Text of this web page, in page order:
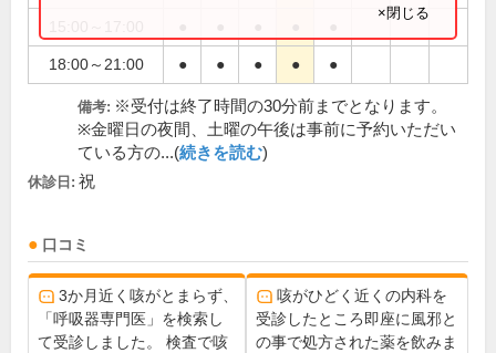
18:00～21:00 ● ● ● ● ●
×閉じる
備考: ※受付は終了時間の30分前までとなります。
※金曜日の夜間、土曜の午後は事前に予約いただい
ている方の...(続きを読む)
休診日: 祝
口コミ
3か月近く咳がとまらず、
「呼吸器専門医」を検索し
て受診しました。 検査で咳
咳がひどく近くの内科を
受診したところ即座に風邪と
の事で処方された薬を飲みま